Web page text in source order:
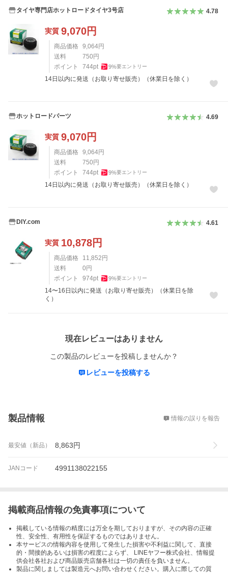
タイヤ専門店ホットロードタイヤ3号店 4.78
実質 9,070円
商品価格 9,064円
送料
750 円
ポイント
744pt 9%要エントリー
14日以内に発送（お取り寄せ販売）（休業日を除く）
ホットロードパーツ 4.69
実質 9,070円
商品価格 9,064円
送料
750 円
ポイント
744pt 9%要エントリー
14日以内に発送（お取り寄せ販売）（休業日を除く）
DIY.com 4.61
実質 10,878円
商品価格 11,852 円
送料
0 円
ポイント
974pt 9%要エントリー
14〜16日以内に発送（お取り寄せ販売）（休業日を除
く）
現在レビューはありません
この製品のレビューを投稿しませんか？
レビューを投稿する
製品情報 情報の誤りを報告
最安値（新品） 8,863円
JANコード 4991138022155
掲載商品情報の免責事項について
掲載している情報の精度には万全を期しておりますが、その内容の正確
性、安全性、有用性を保証するものではありません。
本サービスの情報内容を使用して発生した損害や不利益に関して、直接
的・間接的あるいは損害の程度によらず、 LINEヤフー株式会社、情報提
供会社各社および商品販売店舗各社は一切の責任を負いません。
製品に関しましては製造元へお問い合わせください。購入に際しての質